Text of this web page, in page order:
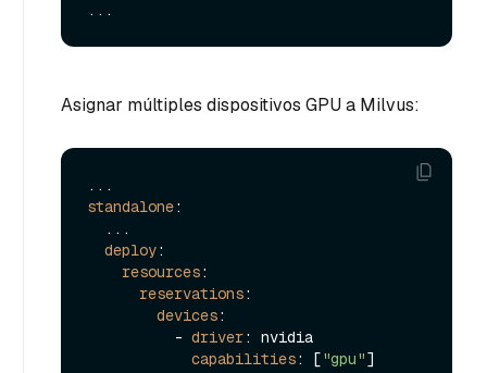
Asignar múltiples dispositivos GPU a Milvus:
standalone:
deploy:
resources:
reservations:
devices:
          -
driver: nvidia
capabilities: ["gpu"]